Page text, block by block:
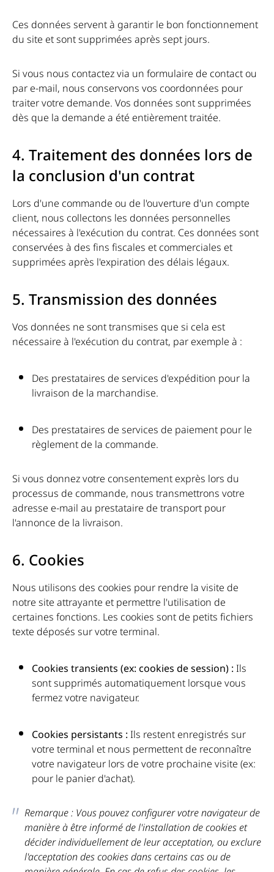
Ces données servent à garantir le bon fonctionnement
du site et sont supprimées après sept jours.
Si vous nous contactez via un formulaire de contact ou
par e-mail, nous conservons vos coordonnées pour
traiter votre demande. Vos données sont supprimées
dès que la demande a été entièrement traitée.
4. Traitement des données lors de
la conclusion d'un contrat
Lors d'une commande ou de l'ouverture d'un compte
client, nous collectons les données personnelles
nécessaires à l'exécution du contrat. Ces données sont
conservées à des fins fiscales et commerciales et
supprimées après l'expiration des délais légaux.
5. Transmission des données
Vos données ne sont transmises que si cela est
nécessaire à l'exécution du contrat, par exemple à :
Des prestataires de services d'expédition pour la
livraison de la marchandise.
Des prestataires de services de paiement pour le
règlement de la commande.
Si vous donnez votre consentement exprès lors du
processus de commande, nous transmettrons votre
adresse e-mail au prestataire de transport pour
l'annonce de la livraison.
6. Cookies
Nous utilisons des cookies pour rendre la visite de
notre site attrayante et permettre l'utilisation de
certaines fonctions. Les cookies sont de petits fichiers
texte déposés sur votre terminal.
Cookies transients (ex: cookies de session) : Ils
sont supprimés automatiquement lorsque vous
fermez votre navigateur.
Cookies persistants : Ils restent enregistrés sur
votre terminal et nous permettent de reconnaître
votre navigateur lors de votre prochaine visite (ex:
pour le panier d'achat).
Remarque : Vous pouvez configurer votre navigateur de
manière à être informé de l'installation de cookies et
décider individuellement de leur acceptation, ou exclure
l'acceptation des cookies dans certains cas ou de